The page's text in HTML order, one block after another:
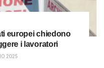
europei chiedono
i lavoratori
2025